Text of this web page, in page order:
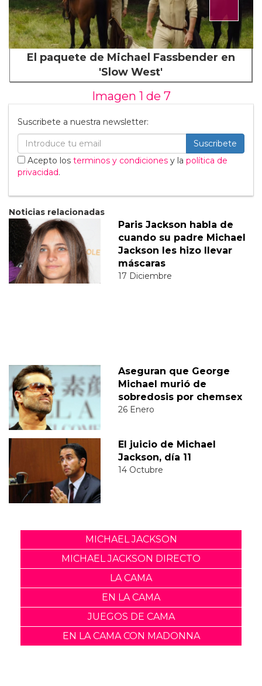
El paquete de Michael Fassbender en
'Slow West'
Imagen 1 de 7
Suscribete a nuestra newsletter:
Suscribete
Acepto los terminos y condiciones y la política de
privacidad.
Noticias relacionadas
Paris Jackson habla de
cuando su padre Michael
Jackson les hizo llevar
máscaras
17 Diciembre
Aseguran que George
Michael murió de
sobredosis por chemsex
26 Enero
El juicio de Michael
Jackson, día 11
14 Octubre
MICHAEL JACKSON
MICHAEL JACKSON DIRECTO
LA CAMA
EN LA CAMA
JUEGOS DE CAMA
EN LA CAMA CON MADONNA